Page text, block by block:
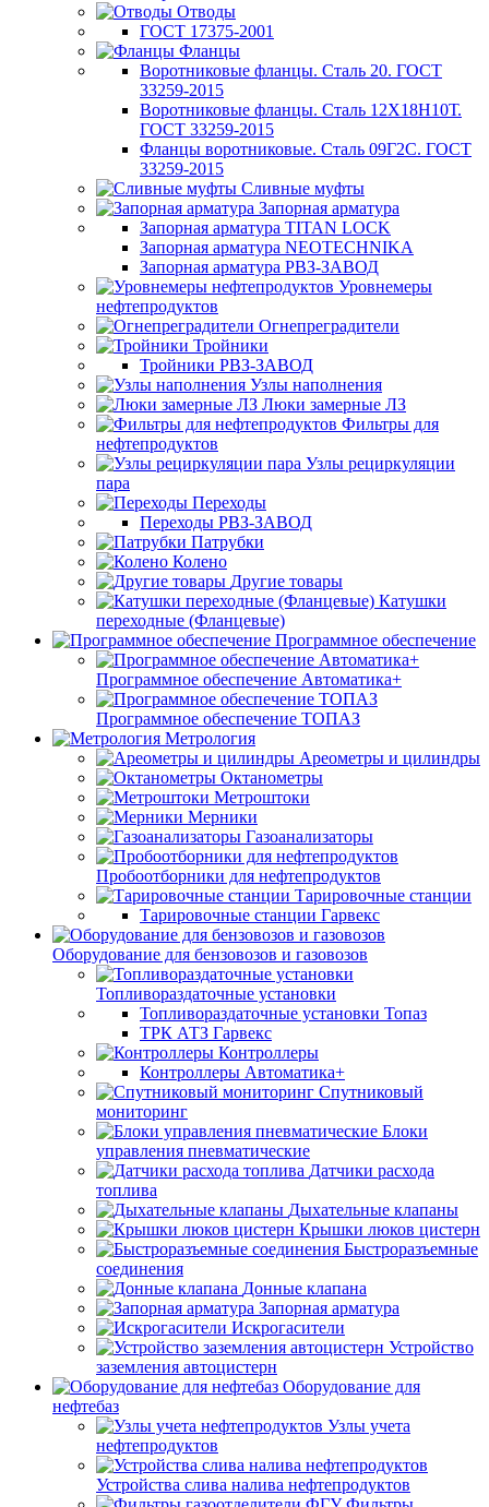
Отводы
ГОСТ 17375-2001
Фланцы
Воротниковые фланцы. Сталь 20. ГОСТ
33259-2015
Воротниковые фланцы. Сталь 12Х18Н10Т.
ГОСТ 33259-2015
Фланцы воротниковые. Сталь 09Г2С. ГОСТ
33259-2015
Сливные муфты
Запорная арматура
Запорная арматура TITAN LOCK
Запорная арматура NEOTECHNIKA
Запорная арматура РВЗ-ЗАВОД
Уровнемеры
нефтепродуктов
Огнепреградители
Тройники
Тройники РВЗ-ЗАВОД
Узлы наполнения
Люки замерные ЛЗ
Фильтры для
нефтепродуктов
Узлы рециркуляции
пара
Переходы
Переходы РВЗ-ЗАВОД
Патрубки
Колено
Другие товары
Катушки
переходные (Фланцевые)
Программное обеспечение
Программное обеспечение Автоматика+
Программное обеспечение ТОПАЗ
Метрология
Ареометры и цилиндры
Октанометры
Метроштоки
Мерники
Газоанализаторы
Пробоотборники для нефтепродуктов
Тарировочные станции
Тарировочные станции Гарвекс
Оборудование для бензовозов и газовозов
Топливораздаточные установки
Топливораздаточные установки Топаз
ТРК АТЗ Гарвекс
Контроллеры
Контроллеры Автоматика+
Спутниковый
мониторинг
Блоки
управления пневматические
Датчики расхода
топлива
Дыхательные клапаны
Крышки люков цистерн
Быстроразъемные
соединения
Донные клапана
Запорная арматура
Искрогасители
Устройство
заземления автоцистерн
Оборудование для
нефтебаз
Узлы учета
нефтепродуктов
Устройства слива налива нефтепродуктов